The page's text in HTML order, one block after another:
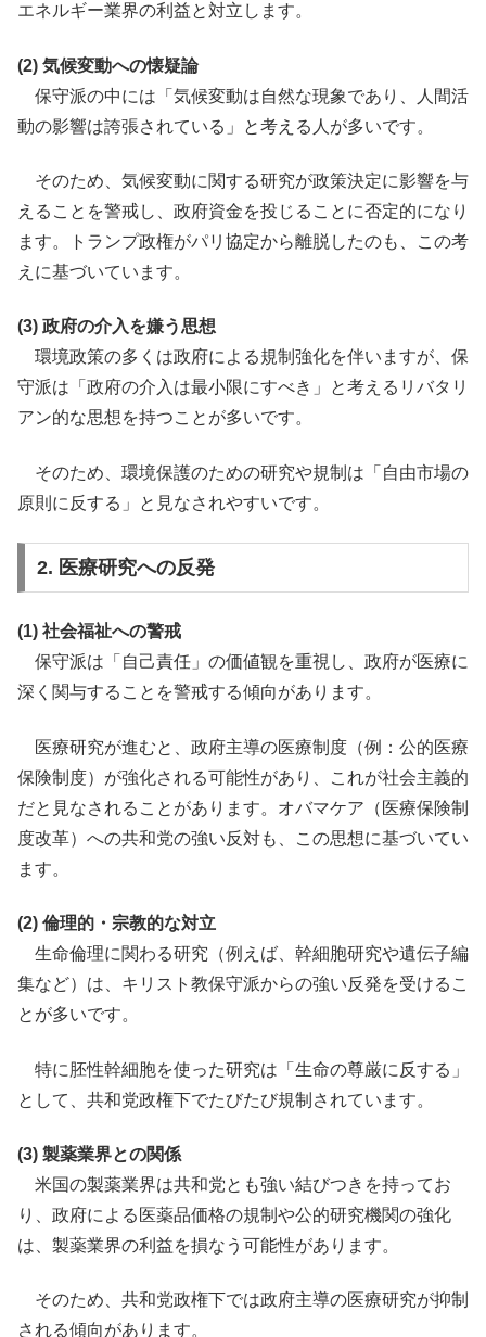
エネルギー業界の利益と対立します。
(2) 気候変動への懐疑論
保守派の中には「気候変動は自然な現象であり、人間活
動の影響は誇張されている」と考える人が多いです。
そのため、気候変動に関する研究が政策決定に影響を与
えることを警戒し、政府資金を投じることに否定的になり
ます。トランプ政権がパリ協定から離脱したのも、この考
えに基づいています。
(3) 政府の介入を嫌う思想
環境政策の多くは政府による規制強化を伴いますが、保
守派は「政府の介入は最小限にすべき」と考えるリバタリ
アン的な思想を持つことが多いです。
そのため、環境保護のための研究や規制は「自由市場の
原則に反する」と見なされやすいです。
2. 医療研究への反発
(1) 社会福祉への警戒
保守派は「自己責任」の価値観を重視し、政府が医療に
深く関与することを警戒する傾向があります。
医療研究が進むと、政府主導の医療制度（例：公的医療
保険制度）が強化される可能性があり、これが社会主義的
だと見なされることがあります。オバマケア（医療保険制
度改革）への共和党の強い反対も、この思想に基づいてい
ます。
(2) 倫理的・宗教的な対立
生命倫理に関わる研究（例えば、幹細胞研究や遺伝子編
集など）は、キリスト教保守派からの強い反発を受けるこ
とが多いです。
特に胚性幹細胞を使った研究は「生命の尊厳に反する」
として、共和党政権下でたびたび規制されています。
(3) 製薬業界との関係
米国の製薬業界は共和党とも強い結びつきを持ってお
り、政府による医薬品価格の規制や公的研究機関の強化
は、製薬業界の利益を損なう可能性があります。
そのため、共和党政権下では政府主導の医療研究が抑制
される傾向があります。